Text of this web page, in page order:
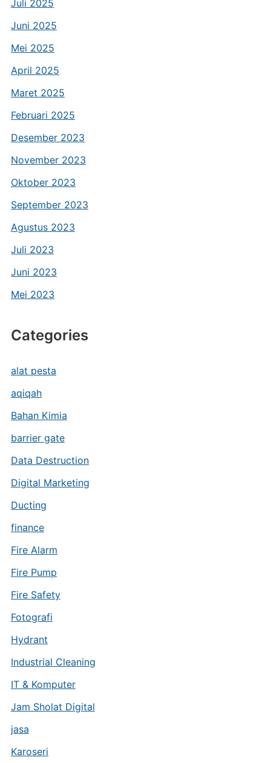
Juli 2025
Juni 2025
Mei 2025
April 2025
Maret 2025
Februari 2025
Desember 2023
November 2023
Oktober 2023
September 2023
Agustus 2023
Juli 2023
Juni 2023
Mei 2023
Categories
alat pesta
aqiqah
Bahan Kimia
barrier gate
Data Destruction
Digital Marketing
Ducting
finance
Fire Alarm
Fire Pump
Fire Safety
Fotografi
Hydrant
Industrial Cleaning
IT & Komputer
Jam Sholat Digital
jasa
Karoseri